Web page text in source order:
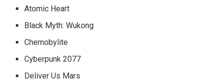
Atomic Heart
Black Myth: Wukong
Chernobylite
Cyberpunk 2077
Deliver Us Mars